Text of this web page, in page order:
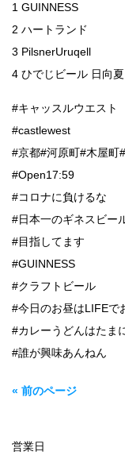
1 GUINNESS
2 ハートランド
3 PilsnerUruqell
4 ひでじビール 日向夏
#キャッスルウエスト
#castlewest
#京都#河原町#木屋町
#Open17:59
#コロナに負けるな
#日本一のギネスビー
#目指してます
#GUINNESS
#クラフトビール
#今日のお昼はLIFEで
#カレーうどんはたま
#誰が興味あんねん
« 前のページ
営業日